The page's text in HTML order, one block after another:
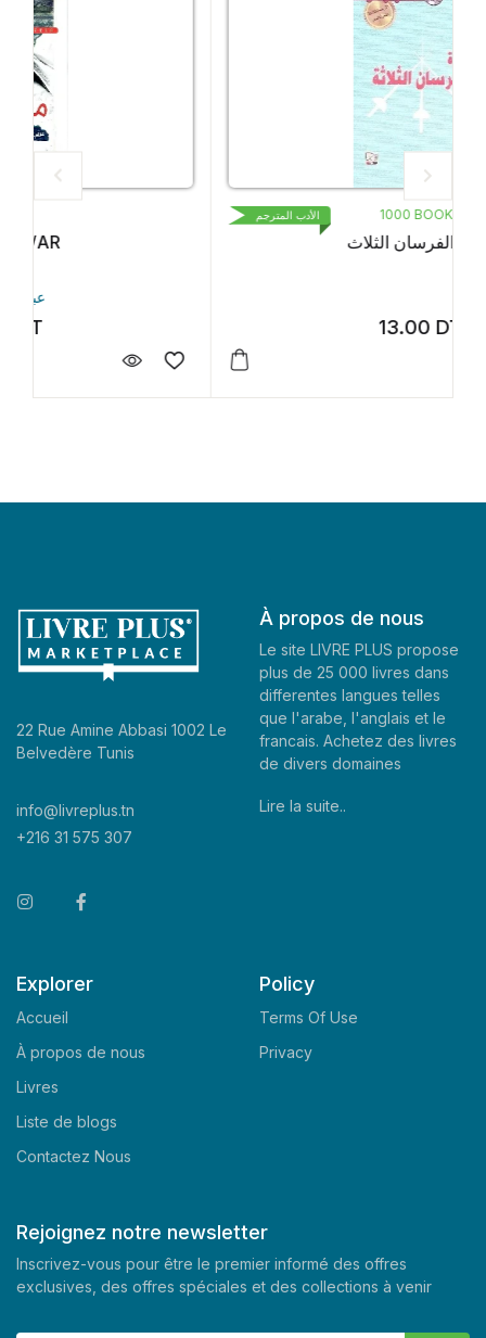
1000 BOOKS
22 Rue Amine Abbasi 1002 Le
Belvedère Tunis
info@livreplus.tn
+216 31 575 307
À propos de nous
Le site LIVRE PLUS propose
plus de 25 000 livres dans
differentes langues telles
que l'arabe, l'anglais et le
francais. Achetez des livres
de divers domaines
Lire la suite..
Explorer
Accueil
À propos de nous
Livres
Liste de blogs
Contactez Nous
Policy
Terms Of Use
Privacy
Rejoignez notre newsletter
Inscrivez-vous pour être le premier informé des offres
exclusives, des offres spéciales et des collections à venir